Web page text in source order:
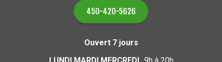
450-420-5626
Ouvert 7 jours